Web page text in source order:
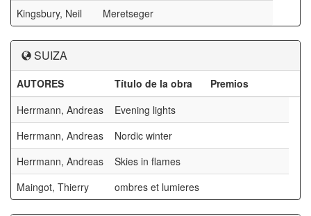
Kingsbury, Neil
Meretseger
SUIZA
AUTORES Título de la obra
Premios
Herrmann, Andreas
Evening lights
Herrmann, Andreas
Nordic winter
Herrmann, Andreas
Skies in flames
Maingot, Thierry
ombres et lumieres